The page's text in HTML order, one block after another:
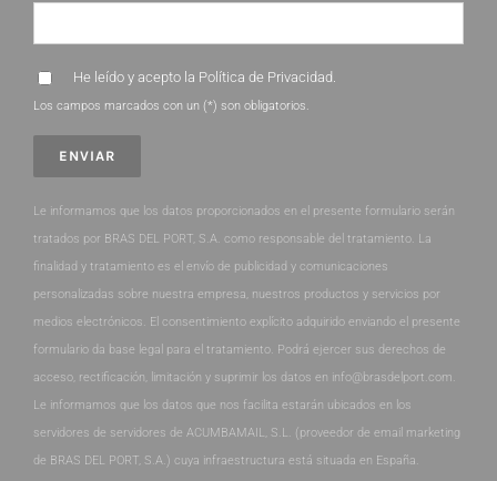
He leído y acepto la Política de Privacidad.
Los campos marcados con un (*) son obligatorios.
Le informamos que los datos proporcionados en el presente formulario serán
tratados por BRAS DEL PORT, S.A. como responsable del tratamiento. La
finalidad y tratamiento es el envío de publicidad y comunicaciones
personalizadas sobre nuestra empresa, nuestros productos y servicios por
medios electrónicos. El consentimiento explícito adquirido enviando el presente
formulario da base legal para el tratamiento. Podrá ejercer sus derechos de
acceso, rectificación, limitación y suprimir los datos en info@brasdelport.com.
Le informamos que los datos que nos facilita estarán ubicados en los
servidores de servidores de ACUMBAMAIL, S.L. (proveedor de email marketing
de BRAS DEL PORT, S.A.) cuya infraestructura está situada en España.